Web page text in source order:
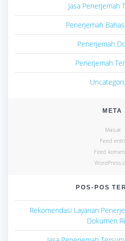
Jasa Penerjemah
Penerjemah
Penerjemah
Penerjemah
META
Masuk
Feed entri
Feed
POS-POS
Rekomendasi Layanan
Dokumen